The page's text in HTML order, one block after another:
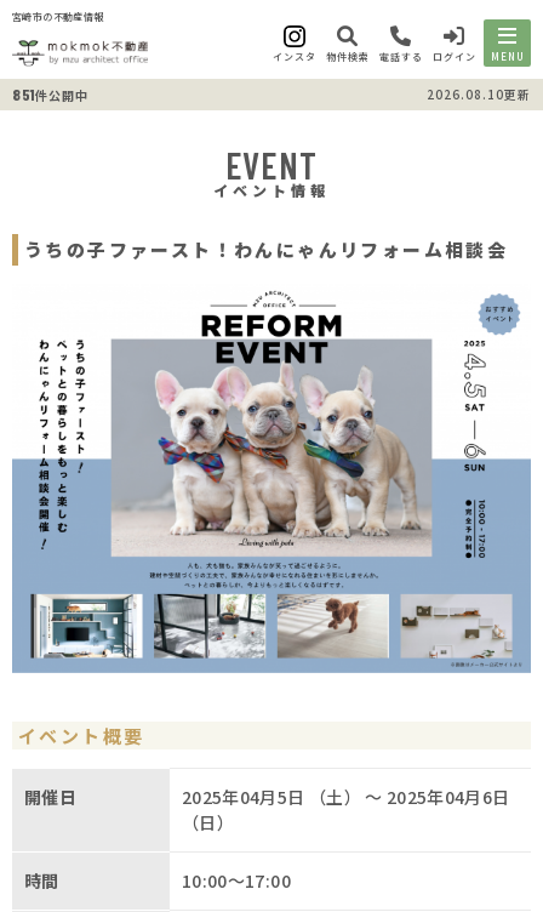
宮崎市の不動産情報
インスタ 物件検索 電話する ログイン MENU
851件公開中 2026.08.10更新
EVENT
イベント情報
うちの子ファースト！わんにゃんリフォーム相談会
イベント概要
開催日
2025年04月5日 （土） 〜 2025年04月6日
（日）
時間 10:00～17:00